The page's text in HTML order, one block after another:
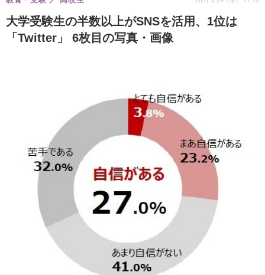
大学受験生の半数以上がSNSを活用、1位は
「Twitter」 6枚目の写真・画像